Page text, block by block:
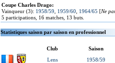
Coupe Charles Drago:
Vainqueur (3): 1958/59 1959/60 1964/65 [Ne
5 participations, 16 matches, 13 buts.
Statistiques saison par saison en professionnel
Club
Saison
Lens
1958/59